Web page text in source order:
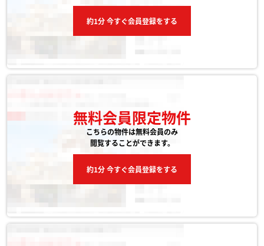
約1分 今すぐ会員登録をする
無料会員限定物件
こちらの物件は無料会員のみ
閲覧することができます。
約1分 今すぐ会員登録をする